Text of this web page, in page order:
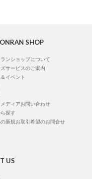
SHOP
ンショップについて
サービスのご案内
イベント
ディアお問い合わせ
探す
新規お取引希望のお問合せ
US